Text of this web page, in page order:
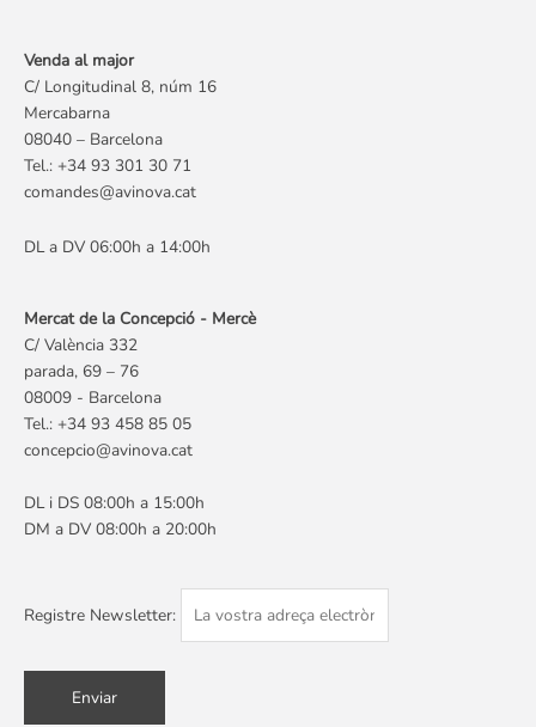
Venda al major
C/ Longitudinal 8, núm 16
Mercabarna
08040 – Barcelona
Tel.: +34 93 301 30 71
comandes@avinova.cat
DL a DV 06:00h a 14:00h
Mercat de la Concepció - Mercè
C/ València 332
parada, 69 – 76
08009 - Barcelona
Tel.: +34 93 458 85 05
concepcio@avinova.cat
DL i DS 08:00h a 15:00h
DM a DV 08:00h a 20:00h
Registre Newsletter: